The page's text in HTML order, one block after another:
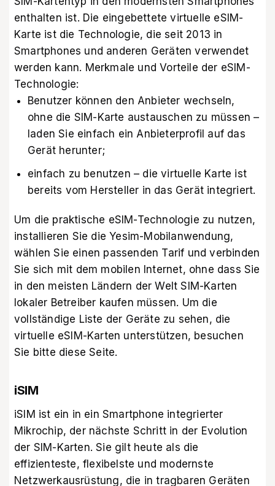
enthalten ist. Die eingebettete virtuelle eSIM-
Karte ist die Technologie, die seit 2013 in
Smartphones und anderen Geräten verwendet
werden kann. Merkmale und Vorteile der eSIM-
Technologie:
Benutzer können den Anbieter wechseln,
ohne die SIM-Karte austauschen zu müssen –
laden Sie einfach ein Anbieterprofil auf das
Gerät herunter;
einfach zu benutzen – die virtuelle Karte ist
bereits vom Hersteller in das Gerät integriert.
Um die praktische eSIM-Technologie zu nutzen,
installieren Sie die Yesim-Mobilanwendung,
wählen Sie einen passenden Tarif und verbinden
Sie sich mit dem mobilen Internet, ohne dass Sie
in den meisten Ländern der Welt SIM-Karten
lokaler Betreiber kaufen müssen. Um die
vollständige Liste der Geräte zu sehen, die
virtuelle eSIM-Karten unterstützen, besuchen
Sie bitte diese Seite.
iSIM
iSIM ist ein in ein Smartphone integrierter
Mikrochip, der nächste Schritt in der Evolution
der SIM-Karten. Sie gilt heute als die
effizienteste, flexibelste und modernste
Netzwerkausrüstung, die in tragbaren Geräten